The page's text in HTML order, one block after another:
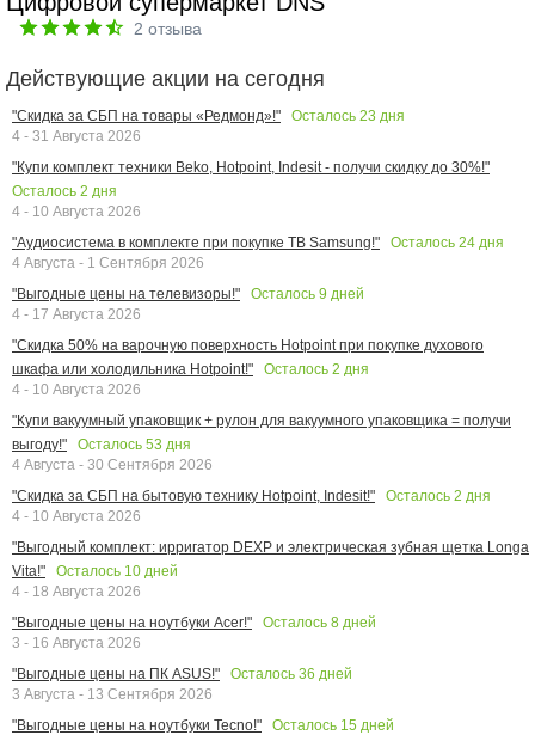
2 отзыва
Действующие акции на сегодня
"Скидка за СБП на товары «Редмонд»!" Осталось 23 дня
4 - 31 Августа 2026
"Купи комплект техники Beko, Hotpoint, Indesit - получи скидку до 30%!"
Осталось 2 дня
4 - 10 Августа 2026
"Аудиосистема в комплекте при покупке ТВ Samsung!"
Осталось 24 дня
4 Августа - 1 Сентября 2026
"Выгодные цены на телевизоры!"
Осталось 9 дней
4 - 17 Августа 2026
"Скидка 50% на варочную поверхность Hotpoint при покупке духового
шкафа или холодильника Hotpoint!"
Осталось 2 дня
4 - 10 Августа 2026
"Купи вакуумный упаковщик + рулон для вакуумного упаковщика = получи
выгоду!"
Осталось 53 дня
4 Августа - 30 Сентября 2026
"Скидка за СБП на бытовую технику Hotpoint, Indesit!"
Осталось 2 дня
4 - 10 Августа 2026
"Выгодный комплект: ирригатор DEXP и электрическая зубная щетка Longa
Vita!"
Осталось 10 дней
4 - 18 Августа 2026
"Выгодные цены на ноутбуки Acer!"
Осталось 8 дней
3 - 16 Августа 2026
"Выгодные цены на ПК ASUS!"
Осталось 36 дней
3 Августа - 13 Сентября 2026
"Выгодные цены на ноутбуки Tecno!"
Осталось 15 дней